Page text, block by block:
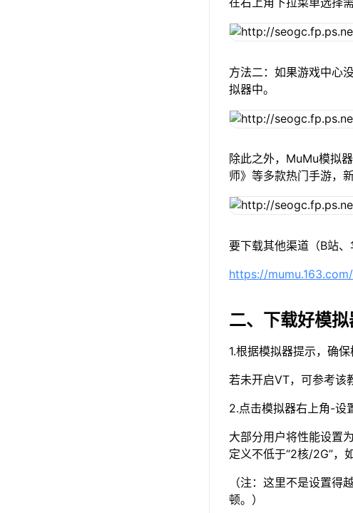
方法二：如果游戏中心
拟器中。
除此之外，MuMu模拟
师》等多款热门手游，
要下载其他渠道（B站、
https://
二、下载好模拟
1.根据模拟器提示，确保
若未开启VT，可参考该
2.点击模拟器右上角-设
大部分用户将性能设置
定义不低于“2核/2G”，
（注：这里不是设置
顿。）